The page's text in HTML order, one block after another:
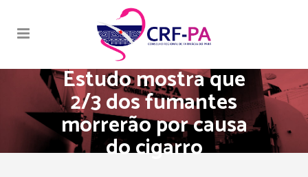
Estudo mostra que
2/3 dos fumantes
morrerão por causa
do cigarro